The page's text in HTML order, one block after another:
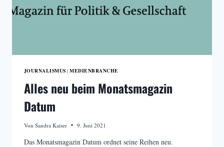
JOURNALISMUS |MEDIENBRANCHE
Alles neu beim Monatsmagazin
Datum
Von Sandra Kaiser 9. Juni 2021
Das Monatsmagazin Datum ordnet seine Reihen neu.